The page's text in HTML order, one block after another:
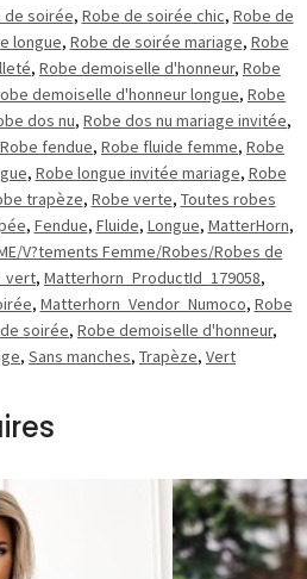
de soirée, Robe de soirée chic, Robe de
longue, Robe de soirée mariage, Robe
, Robe demoiselle d'honneur, Robe
demoiselle d'honneur longue, Robe
dos nu, Robe dos nu mariage invitée,
Robe fendue, Robe fluide femme, Robe
, Robe longue invitée mariage, Robe
trapèze, Robe verte, Toutes robes
, Fendue, Fluide, Longue, MatterHorn,
V?tements Femme/Robes/Robes de
, Matterhorn_ProductId_179058,
, Matterhorn_Vendor_Numoco, Robe
soirée, Robe demoiselle d'honneur,
, Sans manches, Trapèze, Vert